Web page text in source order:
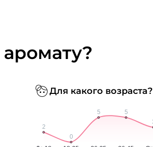
Для какого возраста?